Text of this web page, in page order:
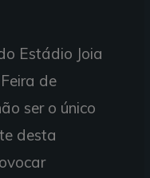
Estádio Joia
de
ser o único
desta